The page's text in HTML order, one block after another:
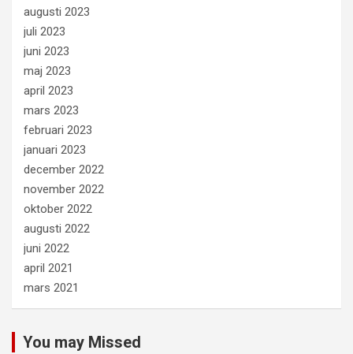
augusti 2023
juli 2023
juni 2023
maj 2023
april 2023
mars 2023
februari 2023
januari 2023
december 2022
november 2022
oktober 2022
augusti 2022
juni 2022
april 2021
mars 2021
You may Missed